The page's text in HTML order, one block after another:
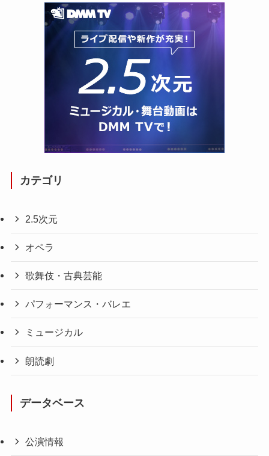
カテゴリ
2.5次元
オペラ
歌舞伎・古典芸能
パフォーマンス・バレエ
ミュージカル
朗読劇
データベース
公演情報